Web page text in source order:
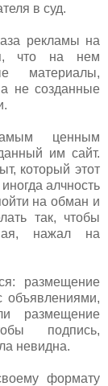
в суд.
рекламы на
что на нем
материалы,
не созданные
ценным
им сайт.
который этот
алчность
на обман и
так, чтобы
нажал на
размещение
объявлениями,
размещение
подпись,
невидна.
формату